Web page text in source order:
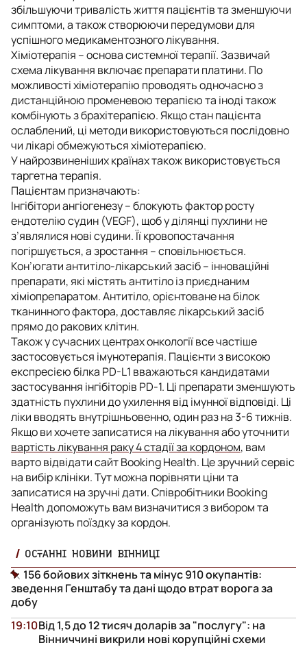
збільшуючи тривалість життя пацієнтів та зменшуючи
симптоми, а також створюючи передумови для
успішного медикаментозного лікування.
Хіміотерапія – основа системної терапії. Зазвичай
схема лікування включає препарати платини. По
можливості хіміотерапію проводять одночасно з
дистанційною променевою терапією та іноді також
комбінують з брахітерапією. Якщо стан пацієнта
ослаблений, ці методи використовуються послідовно
чи лікарі обмежуються хіміотерапією.
У найрозвиненіших країнах також використовується
таргетна терапія.
Пацієнтам призначають:
Інгібітори ангіогенезу – блокують фактор росту
ендотелію судин (VEGF), щоб у ділянці пухлини не
з’являлися нові судини. Її кровопостачання
погіршується, а зростання – сповільнюється.
Кон’югати антитіло-лікарський засіб – інноваційні
препарати, які містять антитіло із приєднаним
хіміопрепаратом. Антитіло, орієнтоване на білок
тканинного фактора, доставляє лікарський засіб
прямо до ракових клітин.
Також у сучасних центрах онкології все частіше
застосовується імунотерапія. Пацієнти з високою
експресією білка PD-L1 вважаються кандидатами
застосування інгібіторів PD-1. Ці препарати зменшують
здатність пухлини до ухилення від імунної відповіді. Ці
ліки вводять внутрішньовенно, один раз на 3-6 тижнів.
Якщо ви хочете записатися на лікування або уточнити
вартість лікування раку 4 стадії за кордоном, вам
варто відвідати сайт Booking Health. Це зручний сервіс
на вибір клініки. Тут можна порівняти ціни та
записатися на зручні дати. Співробітники Booking
Health допоможуть вам визначитися з вибором та
організують поїздку за кордон.
ОСТАННІ НОВИНИ ВІННИЦІ
156 бойових зіткнень та мінус 910 окупантів:
зведення Генштабу та дані щодо втрат ворога за
добу
Від 1,5 до 12 тисяч доларів за "послугу": на
Вінниччині викрили нові корупційні схеми
19:10